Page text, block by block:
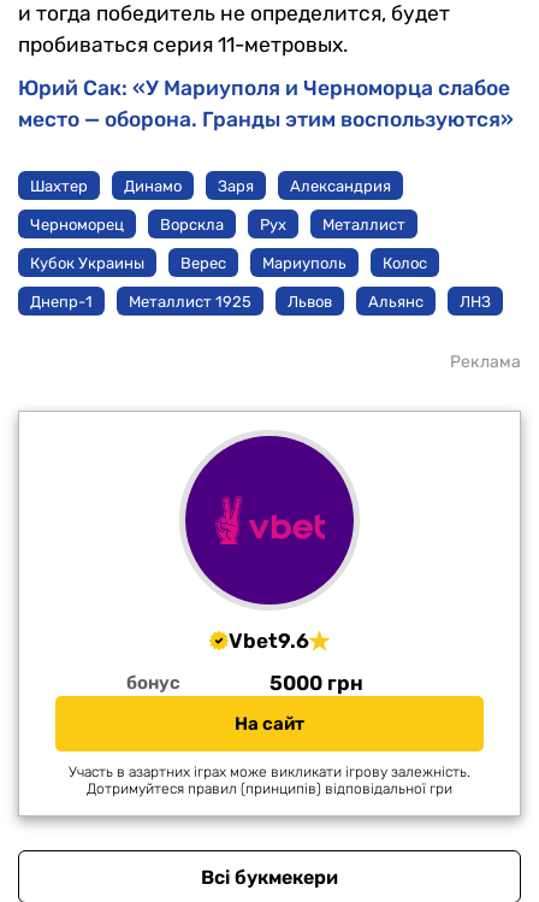
и тогда победитель не определится, будет
пробиваться серия 11-метровых.
Юрий Сак: «У Мариуполя и Черноморца слабое
место — оборона. Гранды этим воспользуются»
Шахтер Динамо Заря Александрия
Черноморец Ворскла Рух Металлист
Кубок Украины Верес Мариуполь Колос
Днепр-1 Металлист 1925 Львов Альянс ЛНЗ
Реклама
Vbet9.6
бонус 5000 грн
На сайт
Участь в азартних іграх може викликати ігрову залежність.
Дотримуйтеся правил (принципів) відповідальної гри
Всі букмекери